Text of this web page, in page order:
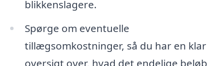
blikkenslagere.
Spørge om eventuelle
tillægsomkostninger, så du har en klar